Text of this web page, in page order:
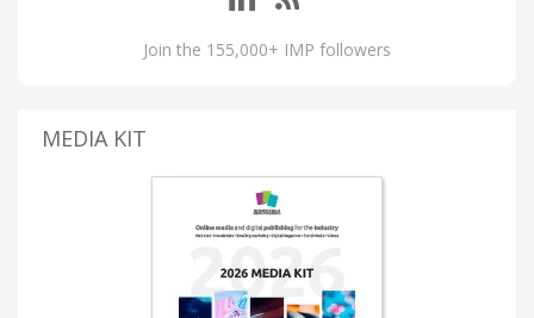
Join the 155,000+ IMP followers
MEDIA KIT